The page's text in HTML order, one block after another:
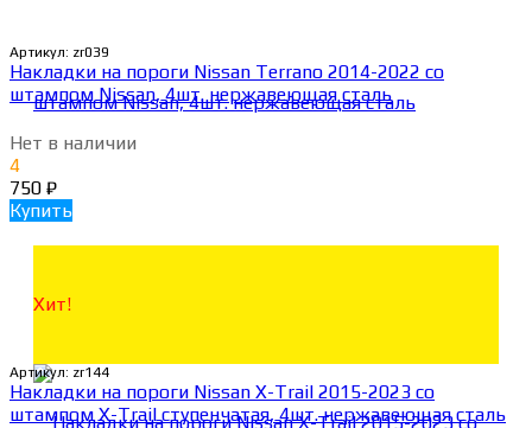
Артикул: zr039
Накладки на пороги Nissan Terrano 2014-2022 со
штампом Nissan, 4шт. нержавеющая сталь
Нет в наличии
4
750 ₽
Купить
Хит!
Артикул: zr144
Накладки на пороги Nissan X-Trail 2015-2023 со
штампом X-Trail ступенчатая, 4шт. нержавеющая сталь